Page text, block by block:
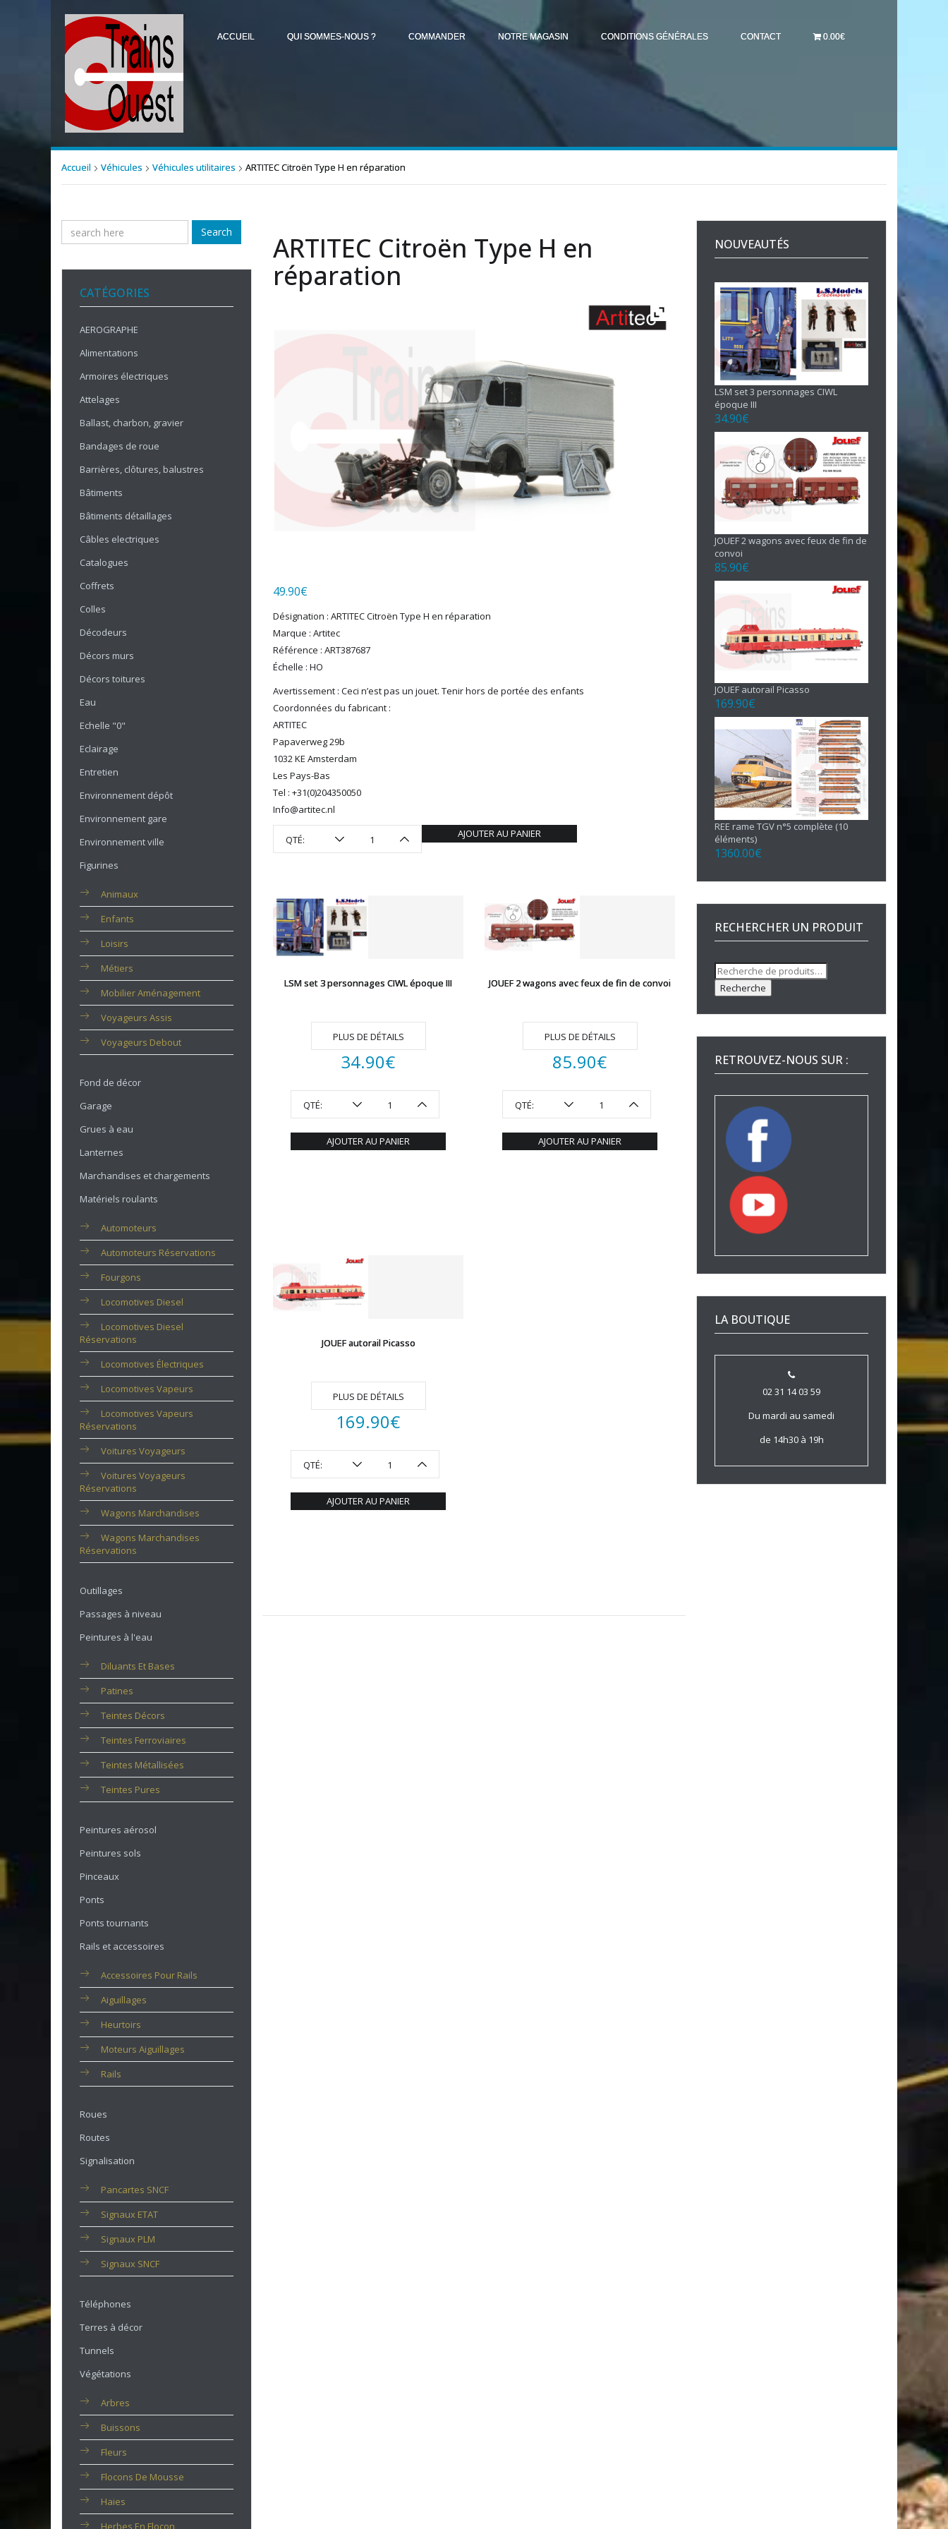
ACCUEIL QUI SOMMES-NOUS ? COMMANDER NOTRE MAGASIN CONDITIONS GÉNÉRALES CONTACT 0.00€
Accueil Véhicules Véhicules utilitaires ARTITEC Citroën Type H en réparation
Search
CATÉGORIES
AEROGRAPHE
Alimentations
Armoires électriques
Attelages
Ballast, charbon, gravier
Bandages de roue
Barrières, clôtures, balustres
Bâtiments
Bâtiments détaillages
Câbles electriques
Catalogues
Coffrets
Colles
Décodeurs
Décors murs
Décors toitures
Eau
Echelle "0"
Eclairage
Entretien
Environnement dépôt
Environnement gare
Environnement ville
Figurines
Animaux
Enfants
Loisirs
Métiers
Mobilier Aménagement
Voyageurs Assis
Voyageurs Debout
Fond de décor
Garage
Grues à eau
Lanternes
Marchandises et chargements
Matériels roulants
Automoteurs
Automoteurs Réservations
Fourgons
Locomotives Diesel
Locomotives Diesel
Réservations
Locomotives Électriques
Locomotives Vapeurs
Locomotives Vapeurs
Réservations
Voitures Voyageurs
Voitures Voyageurs
Réservations
Wagons Marchandises
Wagons Marchandises
Réservations
Outillages
Passages à niveau
Peintures à l'eau
Diluants Et Bases
Patines
Teintes Décors
Teintes Ferroviaires
Teintes Métallisées
Teintes Pures
Peintures aérosol
Peintures sols
Pinceaux
Ponts
Ponts tournants
Rails et accessoires
Accessoires Pour Rails
Aiguillages
Heurtoirs
Moteurs Aiguillages
Rails
Roues
Routes
Signalisation
Pancartes SNCF
Signaux ETAT
Signaux PLM
Signaux SNCF
Téléphones
Terres à décor
Tunnels
Végétations
Arbres
Buissons
Fleurs
Flocons De Mousse
Haies
Herbes En Flocon
ARTITEC Citroën Type H en
réparation
49.90€
Désignation : ARTITEC Citroën Type H en réparation
Marque : Artitec
Référence : ART387687
Échelle : HO
Avertissement : Ceci n’est pas un jouet. Tenir hors de portée des enfants
Coordonnées du fabricant :
ARTITEC
Papaverweg 29b
1032 KE Amsterdam
Les Pays-Bas
Tel : +31(0)204350050
Info@artitec.nl
QTÉ: AJOUTER AU PANIER
LSM set 3 personnages CIWL époque III
PLUS DE DÉTAILS
34.90€
QTÉ:
AJOUTER AU PANIER
JOUEF 2 wagons avec feux de fin de convoi
PLUS DE DÉTAILS
85.90€
QTÉ:
AJOUTER AU PANIER
JOUEF autorail Picasso
PLUS DE DÉTAILS
169.90€
QTÉ:
AJOUTER AU PANIER
NOUVEAUTÉS
LSM set 3 personnages CIWL
époque III
34.90€
JOUEF 2 wagons avec feux de fin de
convoi
85.90€
JOUEF autorail Picasso
169.90€
REE rame TGV n°5 complète (10
éléments)
1360.00€
RECHERCHER UN PRODUIT
Recherche
pour :
Recherche
RETROUVEZ-NOUS SUR :
LA BOUTIQUE
02 31 14 03 59
Du mardi au samedi
de 14h30 à 19h